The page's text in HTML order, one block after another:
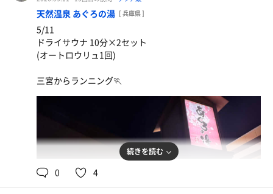
天然温泉 あぐろの湯 [ 兵庫県 ]
5/11
ドライサウナ 10分×2セット
(オートロウリュ1回)
三宮からランニング🏃
続きを読む
0 4